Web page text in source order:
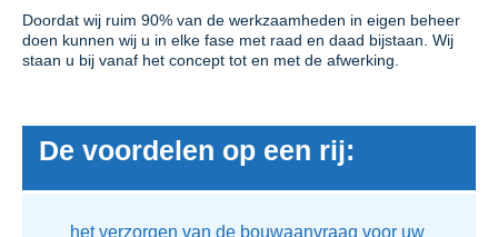
Doordat wij ruim 90% van de werkzaamheden in eigen beheer
doen kunnen wij u in elke fase met raad en daad bijstaan. Wij
staan u bij vanaf het concept tot en met de afwerking.
De voordelen op een rij:
het verzorgen van de bouwaanvraag voor uw